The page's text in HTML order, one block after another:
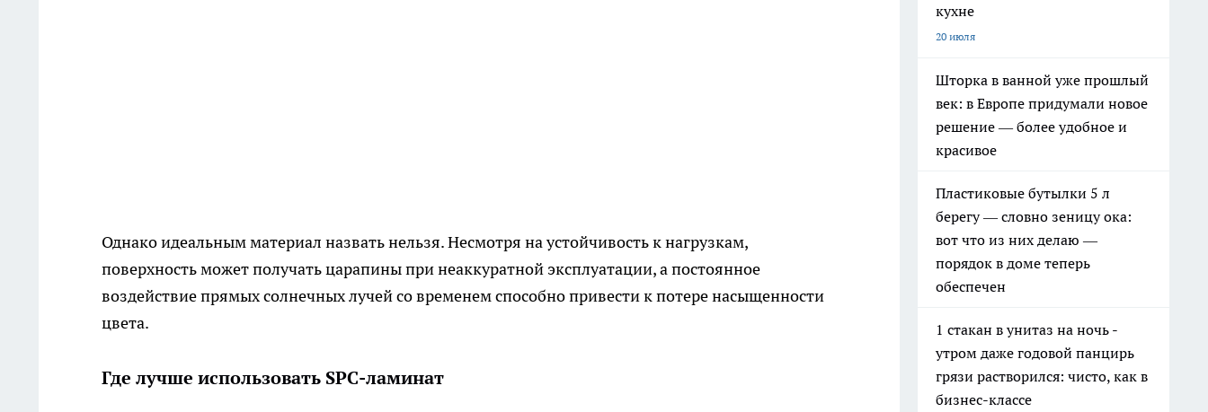
Однако идеальным материал назвать нельзя. Несмотря на устойчивость к нагрузкам,
поверхность может получать царапины при неаккуратной эксплуатации, а постоянное
воздействие прямых солнечных лучей со временем способно привести к потере насыщенности
цвета.
Где лучше использовать SPC-ламинат
кухне
20 июля
Шторка в ванной уже прошлый
век: в Европе придумали новое
решение — более удобное и
красивое
Пластиковые бутылки 5 л
берегу — словно зеницу ока:
вот что из них делаю —
порядок в доме теперь
обеспечен
1 стакан в унитаз на ночь -
утром даже годовой панцирь
грязи растворился: чисто, как в
бизнес-классе